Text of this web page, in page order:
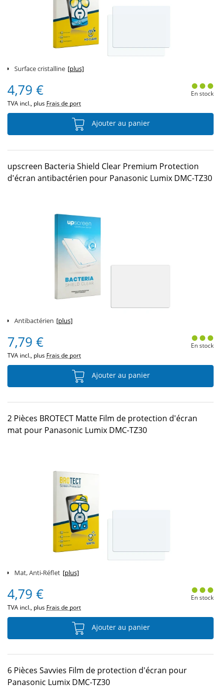
Surface cristalline [plus]
4,79 €
TVA incl., plus Frais de port
En stock
Ajouter au panier
upscreen Bacteria Shield Clear Premium Protection
d'écran antibactérien pour Panasonic Lumix DMC-TZ30
Antibactérien [plus]
7,79 €
TVA incl., plus Frais de port
En stock
Ajouter au panier
2 Pièces BROTECT Matte Film de protection d'écran
mat pour Panasonic Lumix DMC-TZ30
Mat, Anti-Réflet [plus]
4,79 €
TVA incl., plus Frais de port
En stock
Ajouter au panier
6 Pièces Savvies Film de protection d'écran pour
Panasonic Lumix DMC-TZ30